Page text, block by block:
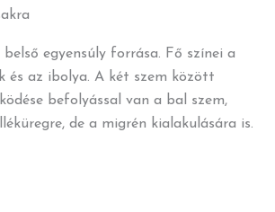
egyensúly forrása. Fő színei a
és az ibolya. A két szem között
befolyással van a bal szem,
de a migrén kialakulására is.